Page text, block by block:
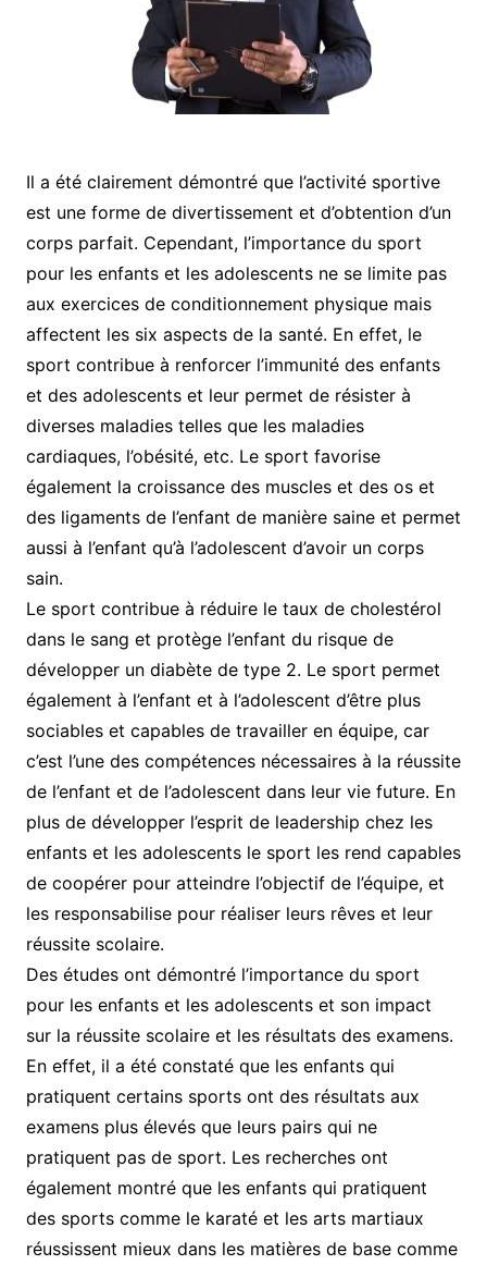
Il a été clairement démontré que l’activité sportive
est une forme de divertissement et d’obtention d’un
corps parfait. Cependant, l’importance du sport
pour les enfants et les adolescents ne se limite pas
aux exercices de conditionnement physique mais
affectent les six aspects de la santé. En effet, le
sport contribue à renforcer l’immunité des enfants
et des adolescents et leur permet de résister à
diverses maladies telles que les maladies
cardiaques, l’obésité, etc. Le sport favorise
également la croissance des muscles et des os et
des ligaments de l’enfant de manière saine et permet
aussi à l’enfant qu’à l’adolescent d’avoir un corps
sain.
Le sport contribue à réduire le taux de cholestérol
dans le sang et protège l’enfant du risque de
développer un diabète de type 2. Le sport permet
également à l’enfant et à l’adolescent d’être plus
sociables et capables de travailler en équipe, car
c’est l’une des compétences nécessaires à la réussite
de l’enfant et de l’adolescent dans leur vie future. En
plus de développer l’esprit de leadership chez les
enfants et les adolescents le sport les rend capables
de coopérer pour atteindre l’objectif de l’équipe, et
les responsabilise pour réaliser leurs rêves et leur
réussite scolaire.
Des études ont démontré l’importance du sport
pour les enfants et les adolescents et son impact
sur la réussite scolaire et les résultats des examens.
En effet, il a été constaté que les enfants qui
pratiquent certains sports ont des résultats aux
examens plus élevés que leurs pairs qui ne
pratiquent pas de sport. Les recherches ont
également montré que les enfants qui pratiquent
des sports comme le karaté et les arts martiaux
réussissent mieux dans les matières de base comme